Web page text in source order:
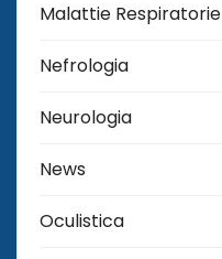
Malattie Respiratorie
Nefrologia
Neurologia
News
Oculistica